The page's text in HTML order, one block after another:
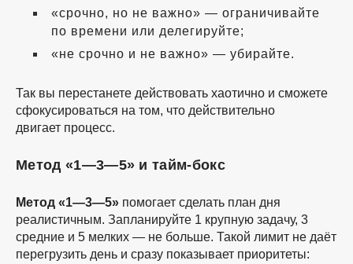
«срочно, но не важно» — ограничивайте
по времени или делегируйте;
«не срочно и не важно» — убирайте.
Так вы перестанете действовать хаотично и сможете
сфокусироваться на том, что действительно
двигает процесс.
Метод «1—3—5» и тайм-бокс
Метод «1—3—5» помогает сделать план дня
реалистичным. Запланируйте 1 крупную задачу, 3
средние и 5 мелких — не больше. Такой лимит не даёт
перегрузить день и сразу показывает приоритеты: